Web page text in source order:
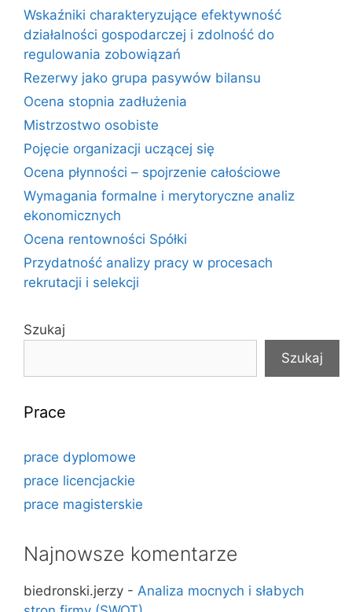
Wskaźniki charakteryzujące efektywność
działalności gospodarczej i zdolność do
regulowania zobowiązań
Rezerwy jako grupa pasywów bilansu
Ocena stopnia zadłużenia
Mistrzostwo osobiste
Pojęcie organizacji uczącej się
Ocena płynności – spojrzenie całościowe
Wymagania formalne i merytoryczne analiz
ekonomicznych
Ocena rentowności Spółki
Przydatność analizy pracy w procesach
rekrutacji i selekcji
Szukaj
Szukaj
Prace
prace dyplomowe
prace licencjackie
prace magisterskie
Najnowsze komentarze
biedronski.jerzy - Analiza mocnych i słabych